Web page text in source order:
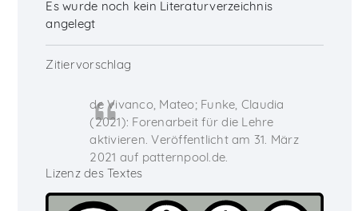
Es wurde noch kein Literaturverzeichnis
angelegt
Zitiervorschlag
de Vivanco, Mateo; Funke, Claudia
(2021): Forenarbeit für die Lehre
aktivieren. Veröffentlicht am 31. März
2021 auf patternpool.de.
Lizenz des Textes